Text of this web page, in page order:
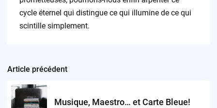
cycle éternel qui distingue ce qui illumine de ce qui
scintille simplement.
Post
navigation
Article précédent
Musique, Maestro… et Carte Bleue!